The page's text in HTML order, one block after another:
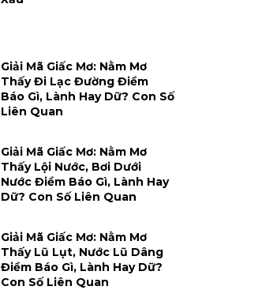
Giải Mã Giấc Mơ: Nằm Mơ
Thấy Đi Lạc Đường Điềm
Báo Gì, Lành Hay Dữ? Con Số
Liên Quan
Giải Mã Giấc Mơ: Nằm Mơ
Thấy Lội Nước, Bơi Dưới
Nước Điềm Báo Gì, Lành Hay
Dữ? Con Số Liên Quan
Giải Mã Giấc Mơ: Nằm Mơ
Thấy Lũ Lụt, Nước Lũ Dâng
Điềm Báo Gì, Lành Hay Dữ?
Con Số Liên Quan